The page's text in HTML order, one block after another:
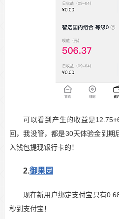
可以看到产生的收益是
回，我没管，都是30天体验金到期
入钱包提现银行卡的！
2.御果园
现在新用户绑定支付宝只有
秒到支付宝！